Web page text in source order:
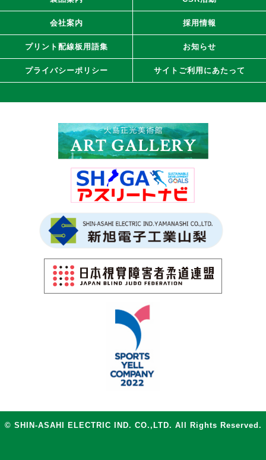
会社案内 採用情報
プリント配線板用語集 お知らせ
プライバシーポリシー サイトご利用にあたって
© SHIN-ASAHI ELECTRIC IND. CO.,LTD. All Rights Reserved.